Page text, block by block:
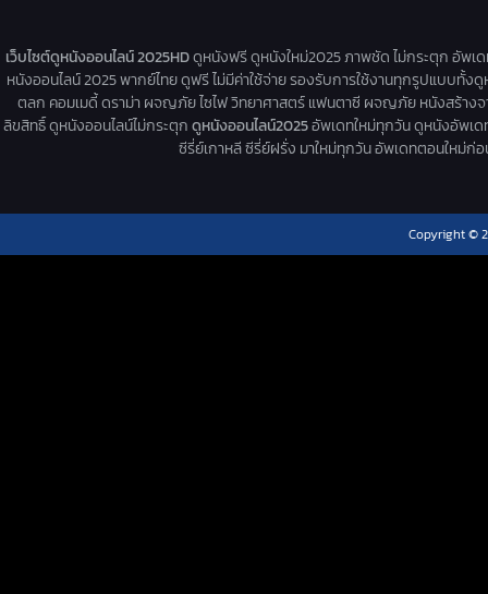
เว็บไซต์ดูหนังออนไลน์ 2025HDดูหนังฟรี ดูหนังใหม่2025 ภาพชัด ไม่กระตุก อัพเ
หนังออนไลน์ 2025 พากย์ไทย ดูฟรี ไม่มีค่าใช้จ่าย รองรับการใช้งานทุกรูปแบบทั้
ตลก คอมเมดี้ ดราม่า ผจญภัย ไซไฟ วิทยาศาสตร์ แฟนตาซี ผจญภัย หนังสร้างจ
ลิขสิทธิ์ ดูหนังออนไลน์ไม่กระตุกดูหนังออนไลน์2025อัพเดทใหม่ทุกวัน ดูหนังอัพเด
ซีรี่ย์เกาหลี ซีรี่ย์ฝรั่ง มาใหม่ทุกวัน อัพเดทตอนใหม่ก่
Copyright ©